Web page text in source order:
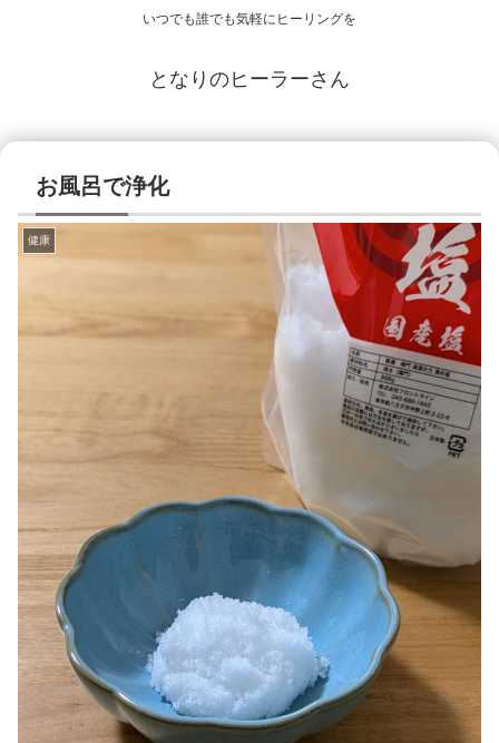
いつでも誰でも気軽にヒーリングを
となりのヒーラーさん
お風呂で浄化
健康